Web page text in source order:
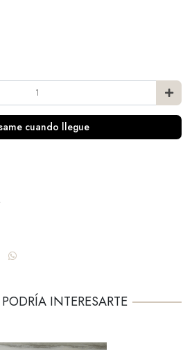
cuando llegue
INTERESARTE